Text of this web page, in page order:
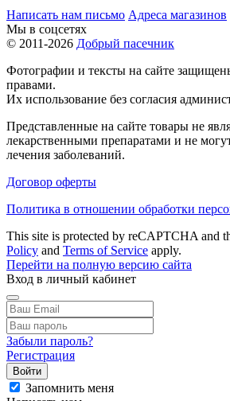
Написать нам письмо Адреса магазинов
Мы в соцсетях
© 2011-2026 Добрый пасечник
Фотографии и тексты на сайте
правами.
Их использование без согласия
Представленные на сайте товары не
лекарственными препаратами и не
лечения заболеваний.
Договор оферты
Политика в отношении обработки
This site is protected by reCAPTCHA and
Policy and Terms of Service apply.
Перейти на полную версию сайта
Вход в личный кабинет
Забыли пароль?
Регистрация
Войти
Запомнить меня